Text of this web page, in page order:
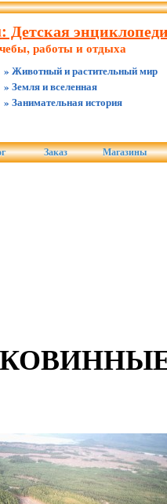
Детская
работы и отдыха
» Животный и растительный мир
» Земля и вселенная
» Занимательная история
Заказ Магазины